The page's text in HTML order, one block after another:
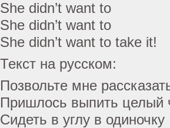
She didn’t want to
She didn’t want to
She didn’t want to take it!
Текст на русском:
Позвольте мне
Пришлось выпить целый
Сидеть в углу в одиночку